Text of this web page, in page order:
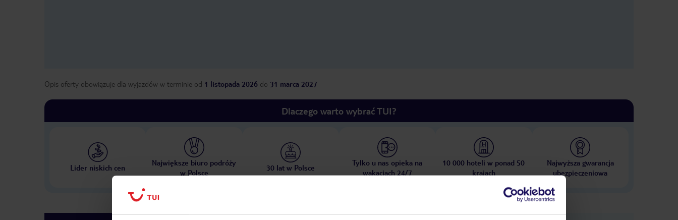
Opis oferty obowiązuje dla wyjazdów w terminie od 1 listopada 2026 do 31 marca 2027
Dlaczego warto wybrać TUI?
Lider niskich cen
Największe biuro podróży
w Polsce
30 lat w Polsce
Tylko u nas opieka na
wakacjach 24/7
10 000 hoteli w ponad 50
krajach
Najwyższa gwarancja
ubezpieczeniowa